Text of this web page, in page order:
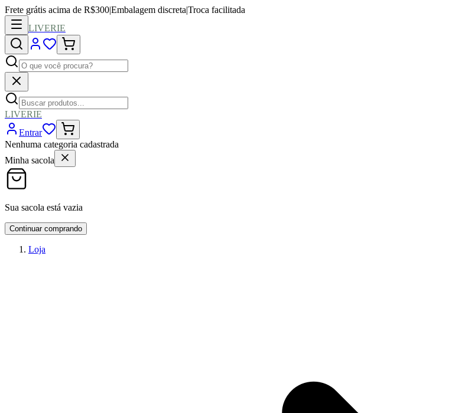
Frete grátis acima de R$300|Embalagem discreta|Troca facilitada
LIVERIE
LIVERIE
Entrar
Nenhuma categoria cadastrada
Minha sacola
Sua sacola está vazia
Continuar comprando
Loja